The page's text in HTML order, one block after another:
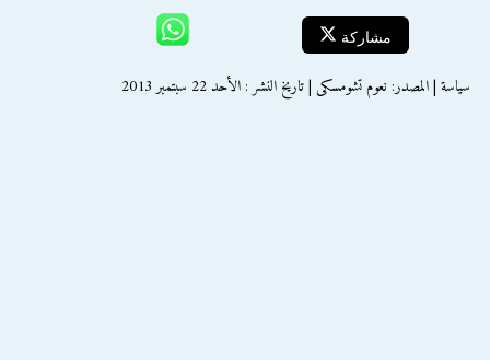
مشاركة
سياسة | المصدر: نعوم تشومسكى | تاريخ النشر : الأحد 22 سبتمبر 2013